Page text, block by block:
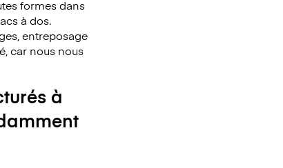
formes dans
à dos.
entreposage
car nous nous
à